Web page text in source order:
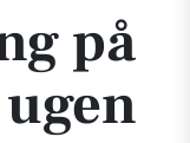
på